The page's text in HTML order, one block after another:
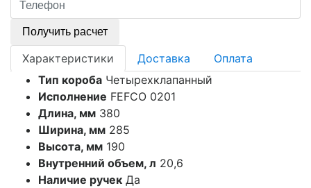
Получить расчет
Характеристики Доставка
Оплата
Тип короба Четырехклапанный
Исполнение FEFCO 0201
Длина, мм 380
Ширина, мм 285
Высота, мм 190
Внутренний объем, л 20,6
Наличие ручек Да